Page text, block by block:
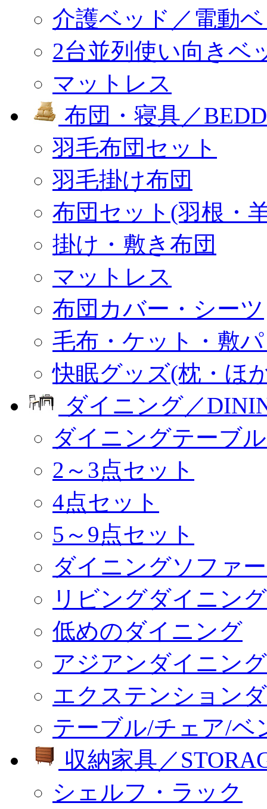
介護ベッド／電動
2台並列使い向きベ
マットレス
布団・寝具／
羽毛布団セット
羽毛掛け布団
布団セット(羽根・
掛け・敷き布団
マットレス
布団カバー・シーツ
毛布・ケット・敷
快眠グッズ(枕・ほ
ダイニング／
ダイニングテーブ
2～3点セット
4点セット
5～9点セット
ダイニングソファ
リビングダイニン
低めのダイニング
アジアンダイニング
エクステンション
テーブル/チェア/ベ
収納家具／
シェルフ・ラック